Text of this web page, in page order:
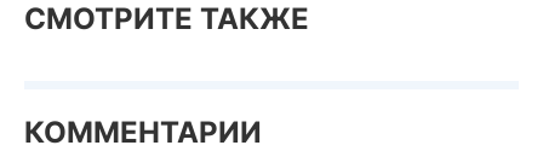
СМОТРИТЕ ТАКЖЕ
КОММЕНТАРИИ